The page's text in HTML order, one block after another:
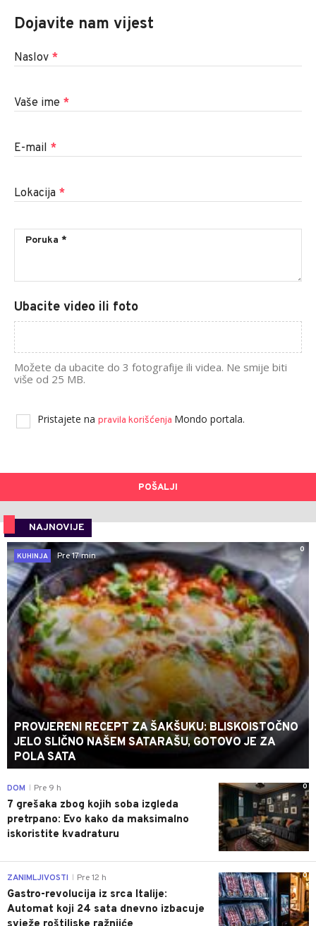
Dojavite nam vijest
Naslov *
Vaše ime *
E-mail *
Lokacija *
Ubacite video ili foto
Možete da ubacite do 3 fotografije ili videa. Ne smije biti
više od 25 MB.
Pristajete na pravila korišćenja Mondo portala.
POŠALJI
NAJNOVIJE
0
KUHINJA
Pre 17 min
PROVJERENI RECEPT ZA ŠAKŠUKU: BLISKOISTOČNO
JELO SLIČNO NAŠEM SATARAŠU, GOTOVO JE ZA
POLA SATA
0
DOM Pre 9 h
7 grešaka zbog kojih soba izgleda
pretrpano: Evo kako da maksimalno
iskoristite kvadraturu
0
ZANIMLJIVOSTI Pre 12 h
Gastro-revolucija iz srca Italije:
Automat koji 24 sata dnevno izbacuje